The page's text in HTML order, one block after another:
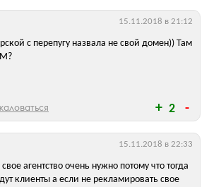
2
с перепугу назвала не свой домен)) Там
15.11.2018 в 21:12
агентство очень нужно потому что тогда
клиенты а если не рекламировать свое
15.11.2018 в 22:33